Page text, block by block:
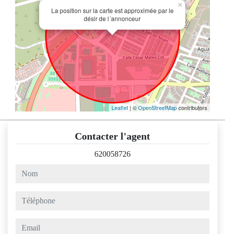
La position sur la carte est approximée par le
désir de l´annonceur
×
Leaflet | ©OpenStreetMapcontributors
Contacter l'agent
620058726
nom
téléphone
email